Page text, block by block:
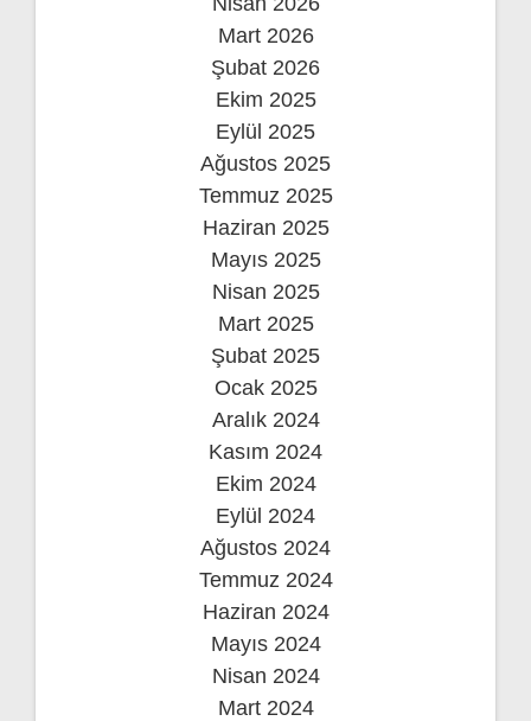
Mart 2026
Şubat 2026
Ekim 2025
Eylül 2025
Ağustos 2025
Temmuz 2025
Haziran 2025
Mayıs 2025
Nisan 2025
Mart 2025
Şubat 2025
Ocak 2025
Aralık 2024
Kasım 2024
Ekim 2024
Eylül 2024
Ağustos 2024
Temmuz 2024
Haziran 2024
Mayıs 2024
Nisan 2024
Mart 2024